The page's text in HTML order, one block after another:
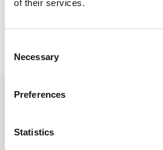
of their services.
Selection
Necessary
Preferences
Statistics
Lägsta pris senaste 30 dagarna
Andra tittade